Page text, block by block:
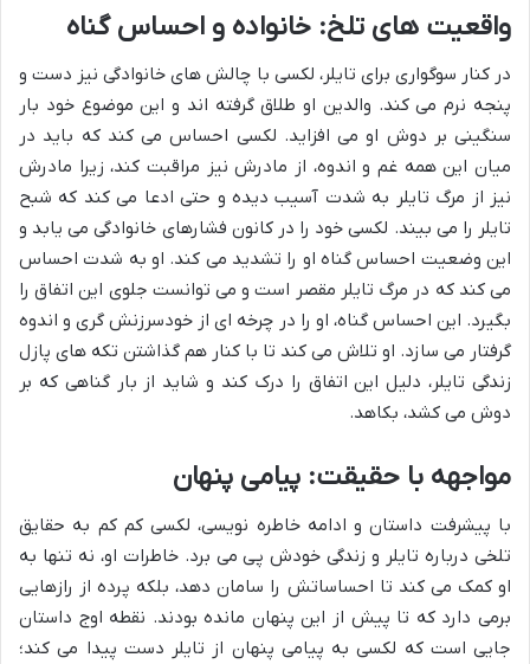
واقعیت های تلخ: خانواده و احساس گناه
در کنار سوگواری برای تایلر، لکسی با چالش های خانوادگی نیز دست و
پنجه نرم می کند. والدین او طلاق گرفته اند و این موضوع خود بار
سنگینی بر دوش او می افزاید. لکسی احساس می کند که باید در
میان این همه غم و اندوه، از مادرش نیز مراقبت کند، زیرا مادرش
نیز از مرگ تایلر به شدت آسیب دیده و حتی ادعا می کند که شبح
تایلر را می بیند. لکسی خود را در کانون فشارهای خانوادگی می یابد و
این وضعیت احساس گناه او را تشدید می کند. او به شدت احساس
می کند که در مرگ تایلر مقصر است و می توانست جلوی این اتفاق را
بگیرد. این احساس گناه، او را در چرخه ای از خودسرزنش گری و اندوه
گرفتار می سازد. او تلاش می کند تا با کنار هم گذاشتن تکه های پازل
زندگی تایلر، دلیل این اتفاق را درک کند و شاید از بار گناهی که بر
دوش می کشد، بکاهد.
مواجهه با حقیقت: پیامی پنهان
با پیشرفت داستان و ادامه خاطره نویسی، لکسی کم کم به حقایق
تلخی درباره تایلر و زندگی خودش پی می برد. خاطرات او، نه تنها به
او کمک می کند تا احساساتش را سامان دهد، بلکه پرده از رازهایی
برمی دارد که تا پیش از این پنهان مانده بودند. نقطه اوج داستان
جایی است که لکسی به پیامی پنهان از تایلر دست پیدا می کند؛